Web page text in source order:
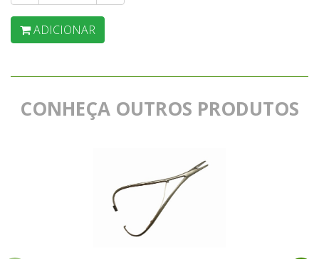
ADICIONAR
CONHEÇA OUTROS PRODUTOS